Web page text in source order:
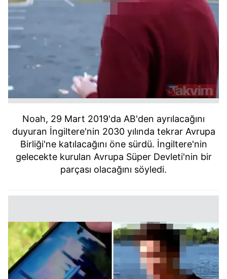
Noah, 29 Mart 2019'da AB'den ayrılacağını
duyuran İngiltere'nin 2030 yılında tekrar Avrupa
Birliği'ne katılacağını öne sürdü. İngiltere'nin
gelecekte kurulan Avrupa Süper Devleti'nin bir
parçası olacağını söyledi.